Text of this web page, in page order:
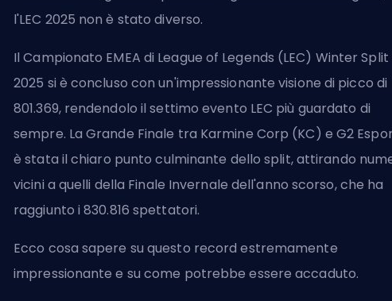
l'LEC 2025 non è stato diverso.
Il Campionato EMEA di League of Legends (LEC) Winter Split
2025 si è concluso con un'impressionante visione di picco di
801.369, rendendolo il settimo evento LEC più guardato di
sempre. La Grande Finale tra Karmine Corp (KC) e G2
è stata il chiaro punto culminante dello split, attirando
vicini a quelli della Finale Invernale dell'anno scorso, che ha
raggiunto i 830.816 spettatori.
Ecco cosa sapere su questo record estremamente
impressionante e su come potrebbe essere accaduto.